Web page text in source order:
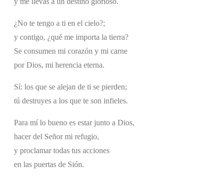
¿No te tengo a ti en el cielo?;
y contigo, ¿qué me importa la tierra?
Se consumen mi corazón y mi carne
por Dios, mi herencia eterna.
Sí: los que se alejan de ti se pierden;
tú destruyes a los que te son infieles.
Para mí lo bueno es estar junto a Dios,
hacer del Señor mi refugio,
y proclamar todas tus acciones
en las puertas de Sión.